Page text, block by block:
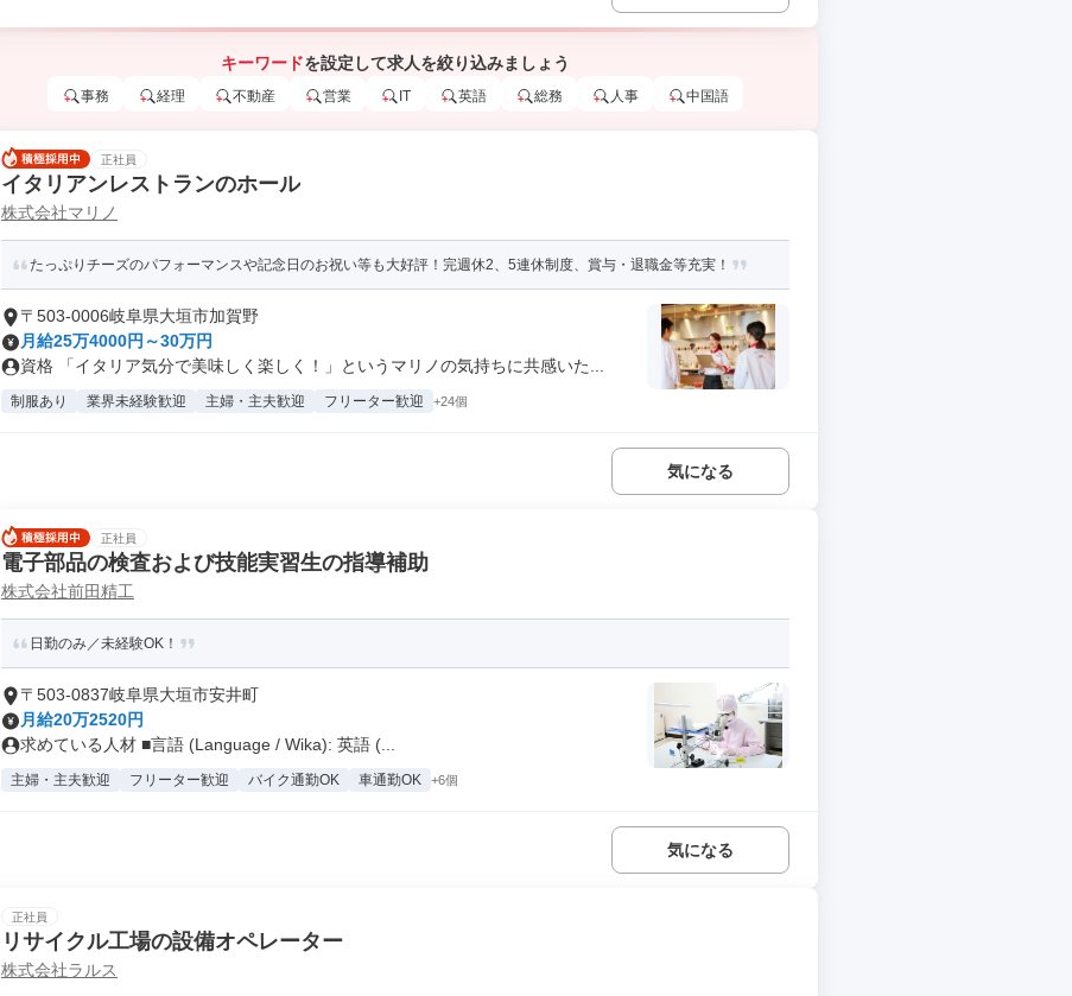
キーワードを設定して求人を絞り込みましょう
事務 経理 不動産 営業 IT 英語 総務 人事 中国語
正社員
イタリアンレストランのホール
株式会社マリノ
たっぷりチーズのパフォーマンスや記念日のお祝い等も大好評！完週休2、5連休制度、賞与・退職金等充実！
〒503-0006岐阜県大垣市加賀野
月給25万4000円～30万円
資格 「イタリア気分で美味しく楽しく！」というマリノの気持ちに共感いた...
制服あり 業界未経験歓迎 主婦・主夫歓迎 フリーター歓迎 +24個
気になる
正社員
電子部品の検査および技能実習生の指導補助
株式会社前田精工
日勤のみ／未経験OK！
〒503-0837岐阜県大垣市安井町
月給20万2520円
求めている人材 ■言語 (Language / Wika): 英語 (...
主婦・主夫歓迎 フリーター歓迎 バイク通勤OK 車通勤OK +6個
気になる
正社員
リサイクル工場の設備オペレーター
株式会社ラルス